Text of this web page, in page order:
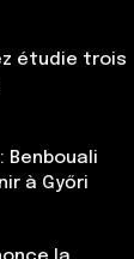
étudie trois
Benbouali
à Győri